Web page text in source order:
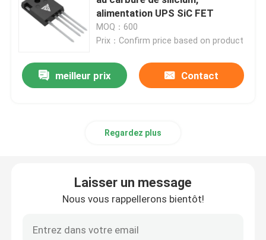
MOSFET à super jonction
SBD au carbure de silicium
IGBT à haute puissance
alimentation UPS SiC FET
MOQ：600
Prix：Confirm price based on product
meilleur prix Contact
Regardez plus
Laisser un message
Nous vous rappellerons bientôt!